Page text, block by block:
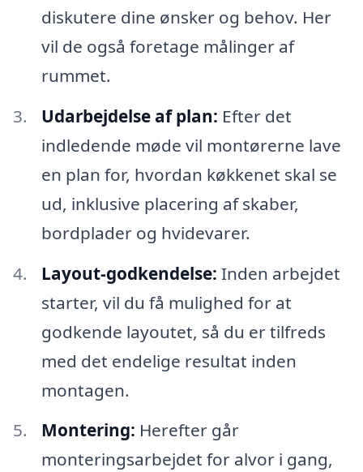
diskutere dine ønsker og behov. Her
vil de også foretage målinger af
rummet.
Udarbejdelse af plan: Efter det
indledende møde vil montørerne lave
en plan for, hvordan køkkenet skal se
ud, inklusive placering af skaber,
bordplader og hvidevarer.
Layout-godkendelse: Inden arbejdet
starter, vil du få mulighed for at
godkende layoutet, så du er tilfreds
med det endelige resultat inden
montagen.
Montering: Herefter går
monteringsarbejdet for alvor i gang,